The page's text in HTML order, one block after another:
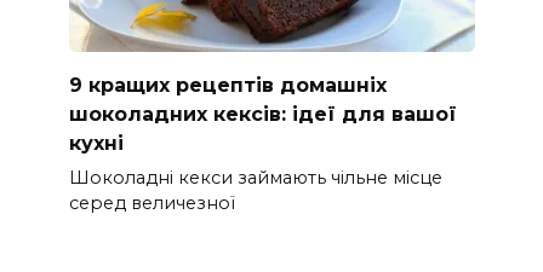
9 кращих рецептів домашніх
шоколадних кексів: ідеї для вашої
кухні
Шоколадні кекси займають чільне місце
серед величезної